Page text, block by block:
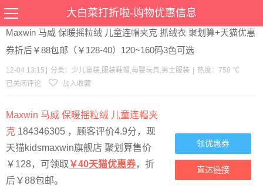
大白菜打折啦-购物优惠信息
当前位置： 优惠>少儿童装服装鞋帽母婴玩具男士服装
Maxwin 马威 保暖摇粒绒 儿童连帽夹克 抓绒衣 聚划算+天猫优惠
券折后￥88包邮（￥128-40）120~160码3色可选
12-04 13:15 分类： 少儿童装, 服装鞋帽,母婴玩具,男士服装
热度：758 ℃
已关闭评论
加入收藏
领优惠券
直达链接
Maxwin 马威 保暖摇粒绒 儿童连帽夹
克 184346305 ，顾客评价4.9分，现
天猫kidsmaxwin旗舰店 聚划算售价
￥128，可领取 ￥40天猫优惠券，折
后￥88包邮。